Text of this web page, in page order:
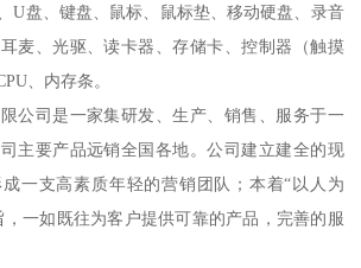
U盘、键盘、鼠标、鼠标垫、移动硬盘、录音
麦、光驱、读卡器、存储卡、控制器（触摸
、内存条。
公司是一家集研发、生产、销售、服务于一
主要产品远销全国各地。公司建立建全的现
一支高素质年轻的营销团队；本着“以人为
，一如既往为客户提供可靠的产品，完善的服